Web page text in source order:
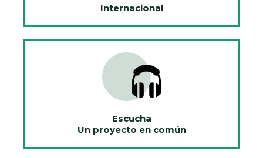
Internacional
Escucha
Un proyecto en común